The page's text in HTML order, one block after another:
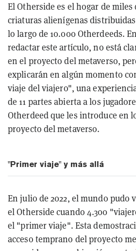
El Otherside es el hogar de miles
criaturas alienígenas
lo largo de 10.000 Otherdeeds.
redactar este artículo, no está
en el proyecto del metaverso,
explicarán en algún momento
viaje del viajero", una
de 11 partes abierta a los
Otherdeed que les introduce en
proyecto del metaverso.
"Primer viaje" y más allá
En julio de 2022, el mundo pudo
el Otherside cuando 4.300
el "primer viaje". Esta
acceso temprano del proyecto